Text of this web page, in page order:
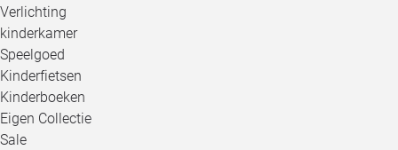
Verlichting
kinderkamer
Speelgoed
Kinderfietsen
Kinderboeken
Eigen Collectie
Sale